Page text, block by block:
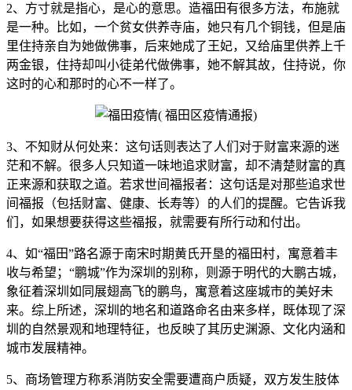
2、方寸就是指心，是心的意思。造福田有很多方法，布施就
是一种。比如，一个贫女供养寺庙，她只有几个铜钱，但是庙
里住持亲自为她做佛事，后来她成了王妃，又给庙里供养上千
两金银，住持却叫小徒弟代做佛事，她不解其故，住持说，你
这时的心和那时的心不一样了。
3、不知财从何处来：这句话则表达了人们对于财富来源的迷
茫和不解。很多人只知道一味地追求财富，却不清楚财富的真
正来源和获取之道。若求世间福报者：这句话是对那些追求世
间福报（包括财富、健康、长寿等）的人们的提醒。它告诉我
们，如果想要获得这些福报，就需要有所行动和付出。
4、如“福田”路名源于南宋时期黄氏开垦的福田村，寓意着丰
收与希望；“鹏城”作为深圳的别称，则源于明代的大鹏古城，
象征着深圳如同展翅高飞的鹏鸟，寓意着这座城市的美好未
来。综上所述，深圳的地名和道路命名由来多样，既体现了深
圳的自然景观和地理特征，也反映了其历史渊源、文化内涵和
城市发展精神。
5、商场管理方称系消防安全需要遭商户质疑，双方发生肢体